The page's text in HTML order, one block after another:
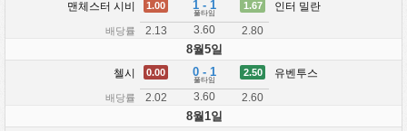
맨체스터 시비
배당률
1.00
2.13
1 - 1
풀타임
3.60
1.67
2.80
인터 밀란
8월5일
첼시
배당률
0.00
2.02
0 - 1
풀타임
3.60
2.50
2.60
유벤투스
8월1일